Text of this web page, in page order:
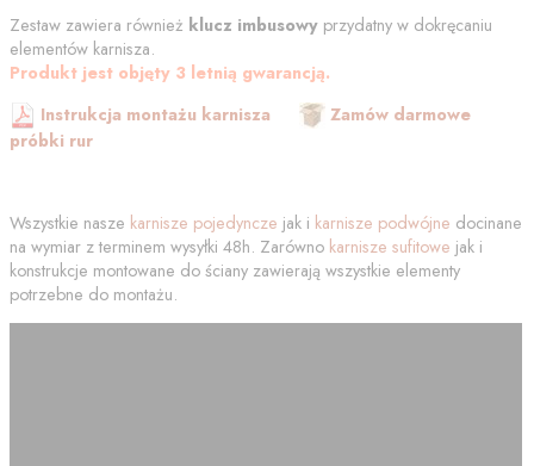
Zestaw zawiera również klucz imbusowy przydatny w dokręcaniu
elementów karnisza.
Produkt jest objęty 3 letnią gwarancją.
Instrukcja montażu karnisza
Zamów darmowe
próbki rur
Wszystkie nasze karnisze pojedyncze jak i karnisze podwójne docinane
na wymiar z terminem wysyłki 48h. Zarówno karnisze sufitowe jak i
konstrukcje montowane do ściany zawierają wszystkie elementy
potrzebne do montażu.